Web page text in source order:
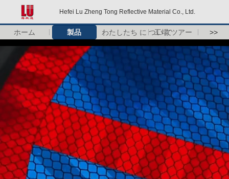
Hefei Lu Zheng Tong Reflective Material Co., Ltd.
ホーム 製品 わたしたち に つい て工場 ツアー >>